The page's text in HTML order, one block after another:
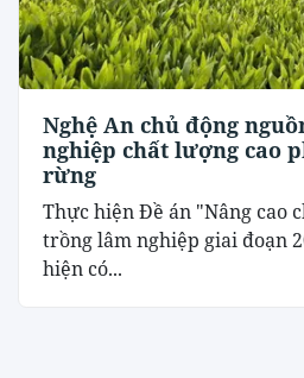
Nghệ An chủ động
nghiệp chất lượng cao
rừng
Thực hiện Đề án "Nâng cao
trồng lâm nghiệp giai đoạn
hiện có...